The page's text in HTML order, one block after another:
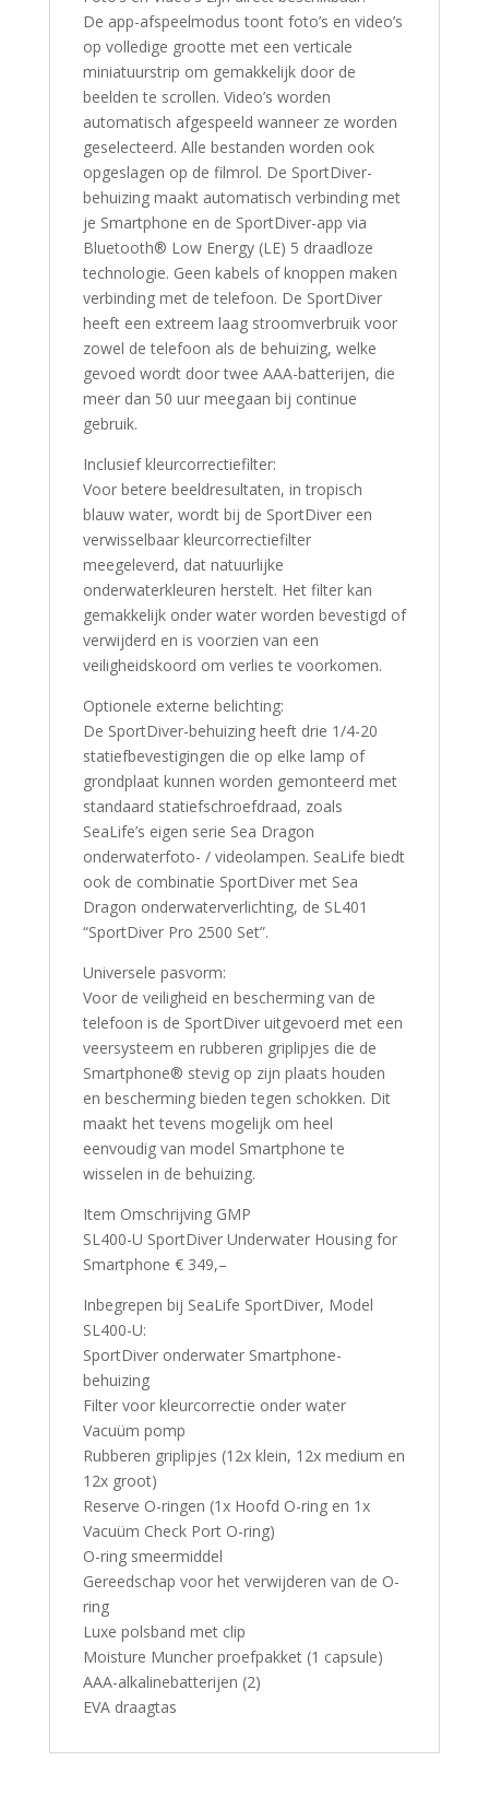
De app-afspeelmodus toont foto’s en video’s
op volledige grootte met een verticale
miniatuurstrip om gemakkelijk door de
beelden te scrollen. Video’s worden
automatisch afgespeeld wanneer ze worden
geselecteerd. Alle bestanden worden ook
opgeslagen op de filmrol. De SportDiver-
behuizing maakt automatisch verbinding met
je Smartphone en de SportDiver-app via
Bluetooth® Low Energy (LE) 5 draadloze
technologie. Geen kabels of knoppen maken
verbinding met de telefoon. De SportDiver
heeft een extreem laag stroomverbruik voor
zowel de telefoon als de behuizing, welke
gevoed wordt door twee AAA-batterijen, die
meer dan 50 uur meegaan bij continue
gebruik.
Inclusief kleurcorrectiefilter:
Voor betere beeldresultaten, in tropisch
blauw water, wordt bij de SportDiver een
verwisselbaar kleurcorrectiefilter
meegeleverd, dat natuurlijke
onderwaterkleuren herstelt. Het filter kan
gemakkelijk onder water worden bevestigd of
verwijderd en is voorzien van een
veiligheidskoord om verlies te voorkomen.
Optionele externe belichting:
De SportDiver-behuizing heeft drie 1/4-20
statiefbevestigingen die op elke lamp of
grondplaat kunnen worden gemonteerd met
standaard statiefschroefdraad, zoals
SeaLife’s eigen serie Sea Dragon
onderwaterfoto- / videolampen. SeaLife biedt
ook de combinatie SportDiver met Sea
Dragon onderwaterverlichting, de SL401
“SportDiver Pro 2500 Set”.
Universele pasvorm:
Voor de veiligheid en bescherming van de
telefoon is de SportDiver uitgevoerd met een
veersysteem en rubberen griplipjes die de
Smartphone® stevig op zijn plaats houden
en bescherming bieden tegen schokken. Dit
maakt het tevens mogelijk om heel
eenvoudig van model Smartphone te
wisselen in de behuizing.
Item Omschrijving GMP
SL400-U SportDiver Underwater Housing for
Smartphone € 349,–
Inbegrepen bij SeaLife SportDiver, Model
SL400-U:
SportDiver onderwater Smartphone-
behuizing
Filter voor kleurcorrectie onder water
Vacuüm pomp
Rubberen griplipjes (12x klein, 12x medium en
12x groot)
Reserve O-ringen (1x Hoofd O-ring en 1x
Vacuüm Check Port O-ring)
O-ring smeermiddel
Gereedschap voor het verwijderen van de O-
ring
Luxe polsband met clip
Moisture Muncher proefpakket (1 capsule)
AAA-alkalinebatterijen (2)
EVA draagtas